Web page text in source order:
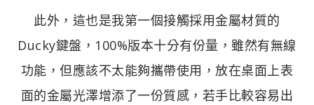
此外，這也是我第一個接觸採用金屬材質的
Ducky鍵盤，100%版本十分有份量，雖然有無線
功能，但應該不太能夠攜帶使用，放在桌面上表
面的金屬光澤增添了一份質感，若手比較容易出